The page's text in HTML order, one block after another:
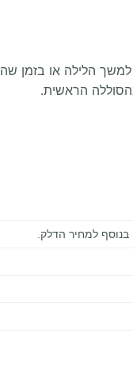
הלילה או בזמן
הראשית.
בנוסף למחיר הדלק